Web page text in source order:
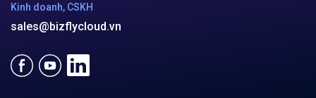
Kinh doanh, CSKH
sales@bizflycloud.vn